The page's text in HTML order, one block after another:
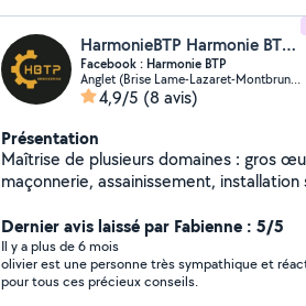
HarmonieBTP Harmonie BTP (Harmonie BTP)
Facebook : Harmonie BTP
Anglet (Brise Lame-Lazaret-Montbrun-Pignada)
4,9/5 (8 avis)
Présentation
Maîtrise de plusieurs domaines : gros
maçonnerie, assainissement, installation
chantier routes et canalisations, à mon
2022, je met mon expérience à votre
Dernier avis laissé par Fabienne : 5/5
Il y a plus de 6 mois
olivier est une personne très sympathique et
pour tous ces précieux conseils.